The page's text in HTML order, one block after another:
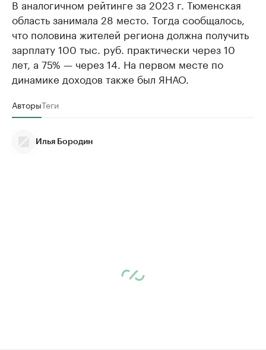
В аналогичном рейтинге за 2023 г. Тюменская
область занимала 28 место. Тогда сообщалось,
что половина жителей региона должна получить
зарплату 100 тыс. руб. практически через 10
лет, а 75% — через 14. На первом месте по
динамике доходов также был ЯНАО.
АвторыТеги
Илья Бородин